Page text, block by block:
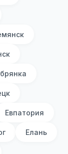
Евпатория
Елань